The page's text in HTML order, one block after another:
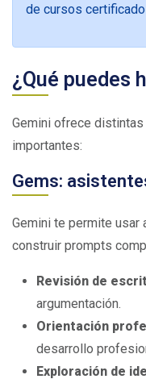
de cursos
¿Qué puedes
Gemini ofrece
importantes:
Gems:
Gemini te permite
construir prompts
Revisión de
argumentación.
Orientación
desarrollo
Exploración de